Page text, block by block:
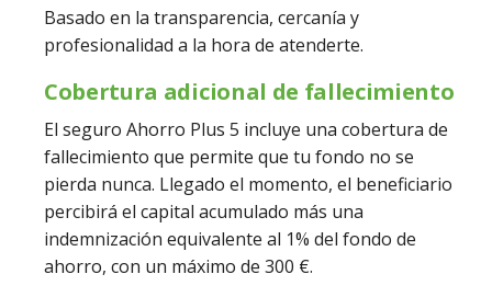
Basado en la transparencia, cercanía y
profesionalidad a la hora de atenderte.
Cobertura adicional de fallecimiento
El seguro Ahorro Plus 5 incluye una cobertura de
fallecimiento que permite que tu fondo no se
pierda nunca. Llegado el momento, el beneficiario
percibirá el capital acumulado más una
indemnización equivalente al 1% del fondo de
ahorro, con un máximo de 300 €.